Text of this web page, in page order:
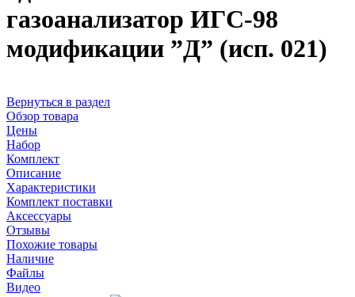
газоанализатор ИГС-98
модификации ”Д” (исп. 021)
Вернуться в раздел
Обзор товара
Цены
Набор
Комплект
Описание
Характеристики
Комплект поставки
Аксессуары
Отзывы
Похожие товары
Наличие
Файлы
Видео